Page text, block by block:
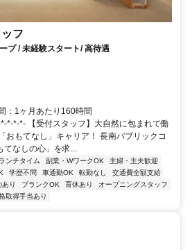
フ
プ / 未経験スタート/ 高待遇
：1ヶ月あたり160時間
*-*-*- 【受付スタッフ】大自然に包まれて働
おもてなし」キャリア！ 長南パブリックコ
てなしの心」を求...
ランチタイム 副業・WワークOK
主婦・主夫歓迎
学歴不問 車通勤OK 転勤なし
交通費全額支給
り ブランクOK 育休あり
オープニングスタッフ
取得手当あり